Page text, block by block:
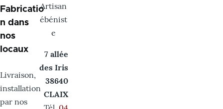
Fabricatio
n dans
nos
locaux
Livraison,
installation
par nos
Artisan
ébénist
e
7 allée
des Iris
38640
CLAIX